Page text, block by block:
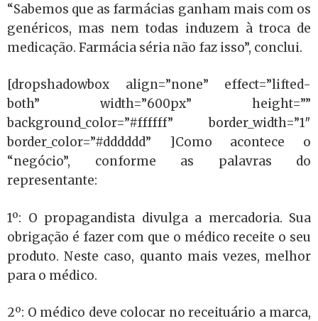
“Sabemos que as farmácias ganham mais com os
genéricos, mas nem todas induzem à troca de
medicação. Farmácia séria não faz isso”, conclui.
[dropshadowbox align=”none” effect=”lifted-
both” width=”600px” height=””
background_color=”#ffffff” border_width=”1″
border_color=”#dddddd” ]Como acontece o
“negócio”, conforme as palavras do
representante:
1º: O propagandista divulga a mercadoria. Sua
obrigação é fazer com que o médico receite o seu
produto. Neste caso, quanto mais vezes, melhor
para o médico.
2º: O médico deve colocar no receituário a marca,